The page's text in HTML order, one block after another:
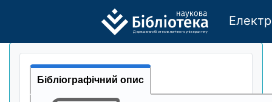
Державного бі отехно логічно го універси тету
Бібліографічний опис